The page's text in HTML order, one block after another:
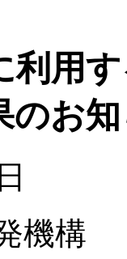
利用
のお
機構